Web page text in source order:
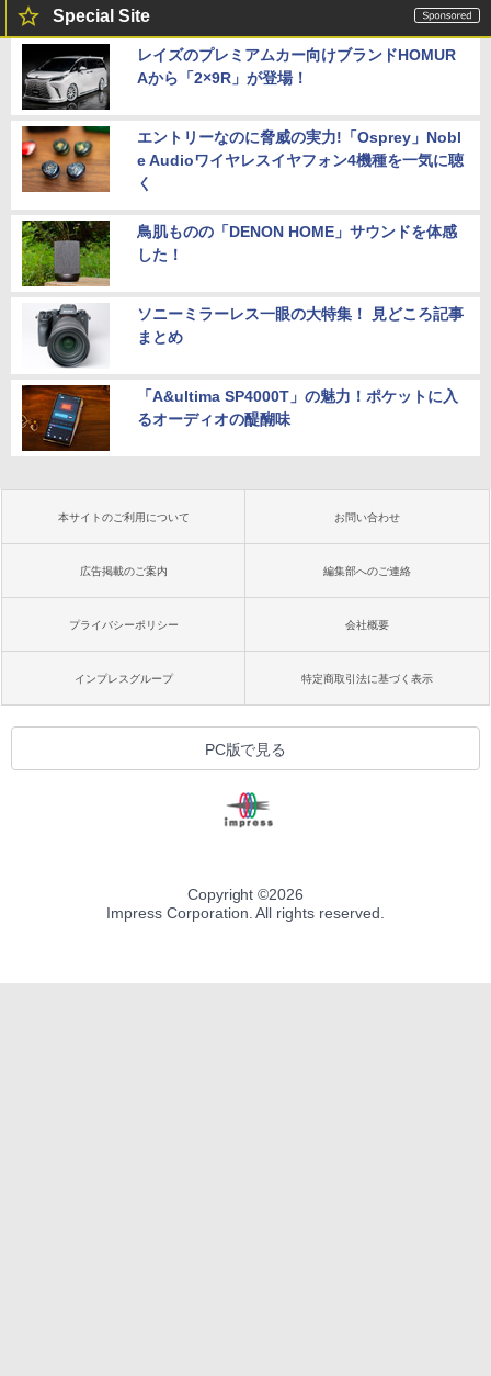
Special Site
レイズのプレミアムカー向けブランドHOMUR
Aから「2×9R」が登場！
エントリーなのに脅威の実力!「Osprey」Nobl
e Audioワイヤレスイヤフォン4機種を一気に聴
く
鳥肌ものの「DENON HOME」サウンドを体感
した！
ソニーミラーレス一眼の大特集！ 見どころ記事
まとめ
「A&ultima SP4000T」の魅力！ポケットに入
るオーディオの醍醐味
本サイトのご利用について お問い合わせ
広告掲載のご案内 編集部へのご連絡
プライバシーポリシー 会社概要
インプレスグループ 特定商取引法に基づく表示
PC版で見る
Copyright ©2026
Impress Corporation. All rights reserved.